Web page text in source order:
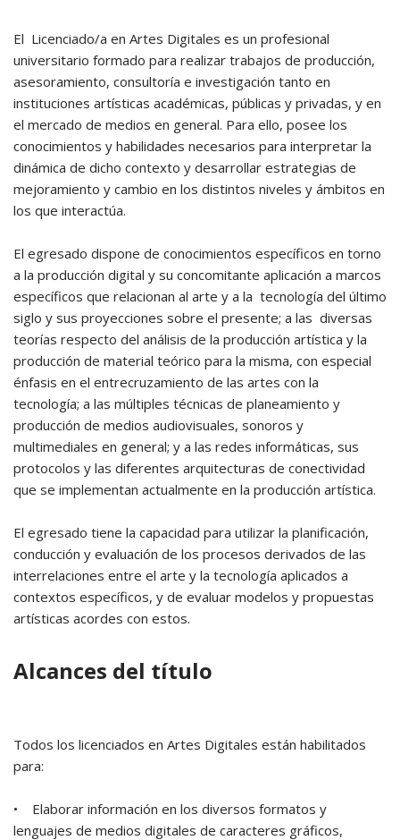
El Licenciado/a en Artes Digitales es un profesional
universitario formado para realizar trabajos de producción,
asesoramiento, consultoría e investigación tanto en
instituciones artísticas académicas, públicas y privadas, y en
el mercado de medios en general. Para ello, posee los
conocimientos y habilidades necesarios para interpretar la
dinámica de dicho contexto y desarrollar estrategias de
mejoramiento y cambio en los distintos niveles y ámbitos en
los que interactúa.
El egresado dispone de conocimientos específicos en torno
a la producción digital y su concomitante aplicación a marcos
específicos que relacionan al arte y a la tecnología del último
siglo y sus proyecciones sobre el presente; a las diversas
teorías respecto del análisis de la producción artística y la
producción de material teórico para la misma, con especial
énfasis en el entrecruzamiento de las artes con la
tecnología; a las múltiples técnicas de planeamiento y
producción de medios audiovisuales, sonoros y
multimediales en general; y a las redes informáticas, sus
protocolos y las diferentes arquitecturas de conectividad
que se implementan actualmente en la producción artística.
El egresado tiene la capacidad para utilizar la planificación,
conducción y evaluación de los procesos derivados de las
interrelaciones entre el arte y la tecnología aplicados a
contextos específicos, y de evaluar modelos y propuestas
artísticas acordes con estos.
Alcances del título
Todos los licenciados en Artes Digitales están habilitados
para:
• Elaborar información en los diversos formatos y
lenguajes de medios digitales de caracteres gráficos,